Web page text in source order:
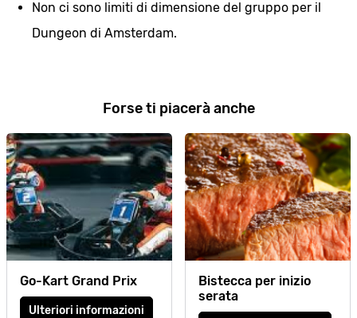
Non ci sono limiti di dimensione del gruppo per il
Dungeon di Amsterdam.
Forse ti piacerà anche
Go-Kart Grand Prix
Ulteriori informazioni
Bistecca per inizio
serata